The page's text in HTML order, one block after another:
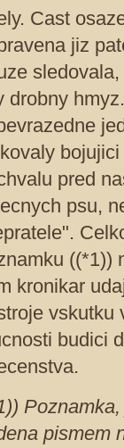
Cast
jiz
drobny
pred
psu,
((*1))
kronikar
vskutku
budici
pismem